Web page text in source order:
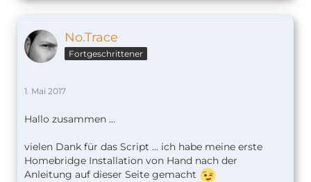
No.Trace
Fortgeschrittener
1. Mai 2017
Hallo zusammen ...
vielen Dank für das Script ... ich habe meine erste
Homebridge Installation von Hand nach der
Anleitung auf dieser Seite gemacht